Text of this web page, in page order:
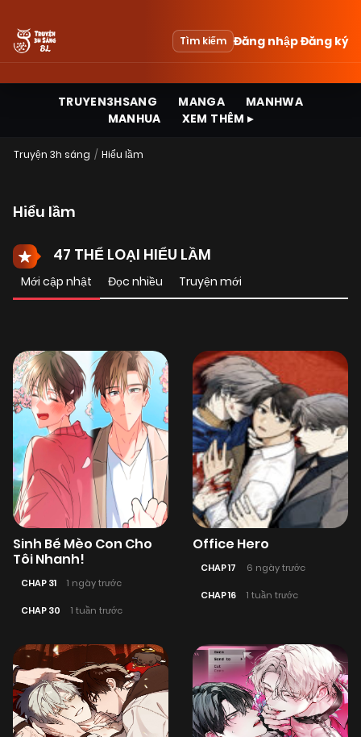
Tìm kiếm Đăng nhậpĐăng ký
TRUYEN3HSANG MANGA
MANHWA
MANHUA
XEM THÊM ▸
Truyện 3h sáng Hiểu lầm
Hiểu lầm
47 THỂ LOẠI HIỂU LẦM
Mới cập nhật Đọc nhiều Truyện mới
Sinh Bé Mèo Con Cho
Tôi Nhanh!
CHAP 31 1 ngày trước
CHAP 30 1 tuần trước
Office Hero
CHAP 17 6 ngày trước
CHAP 16 1 tuần trước